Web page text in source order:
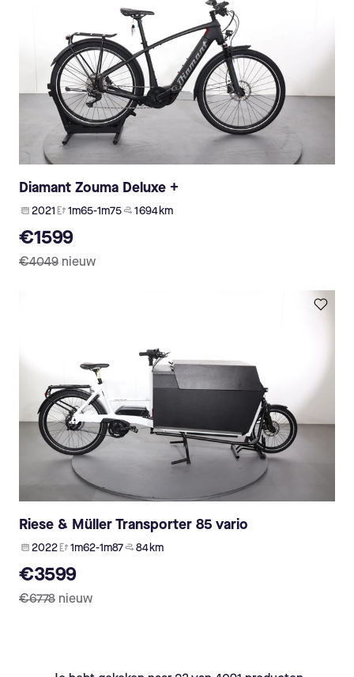
Diamant Zouma Deluxe +
2021 1m65-1m75 1 694 km
€1599
€4049 nieuw
Riese & Müller Transporter 85 vario
2022 1m62-1m87 84 km
€3599
€6778 nieuw